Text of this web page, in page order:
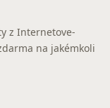
z Internetove-
na jakémkoli